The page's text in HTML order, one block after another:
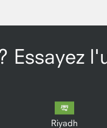
Essayez
Riyadh